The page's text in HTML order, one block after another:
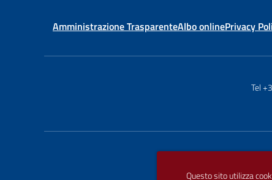
Amministrazione TrasparenteAlbo onlinePrivacy
Tel
Questo sito utilizza